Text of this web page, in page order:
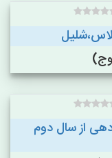
از سال دوم